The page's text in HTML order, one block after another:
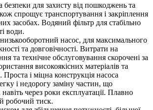
безпеки для захисту від пошкоджень та
спрощує транспортування і закріплення
засобах. Водяний фільтр для стабільно
води.
насос, для максимального
та довговічності. Витрати на
та технічне обслуговування скорочені за
високоякісних матеріалів та
Проста і міцна конструкція насоса
і недорогу заміну частин, що
через роки експлуатації. Плавно
робочий тиск.